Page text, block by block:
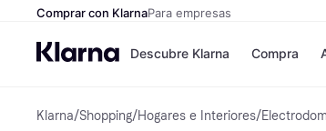
Comprar con KlarnaPara empresas
Descubre Klarna Compra
Klarna/Shopping/Hogares e Interiores/